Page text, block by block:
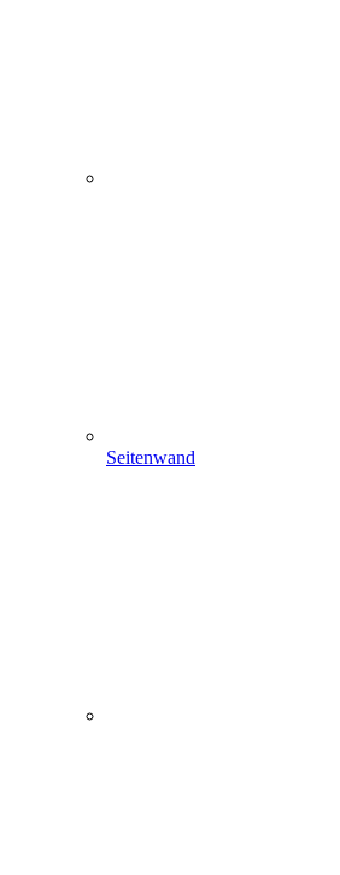
Seitenwand